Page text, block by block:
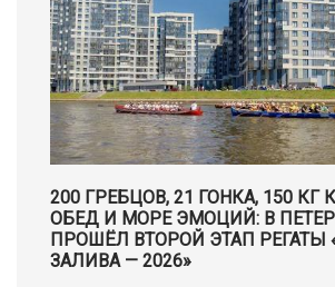
200 ГРЕБЦОВ, 21 ГОНКА, 150 КГ
ОБЕД И МОРЕ ЭМОЦИЙ: В
ПРОШЁЛ ВТОРОЙ ЭТАП РЕГАТЫ
ЗАЛИВА — 2026»